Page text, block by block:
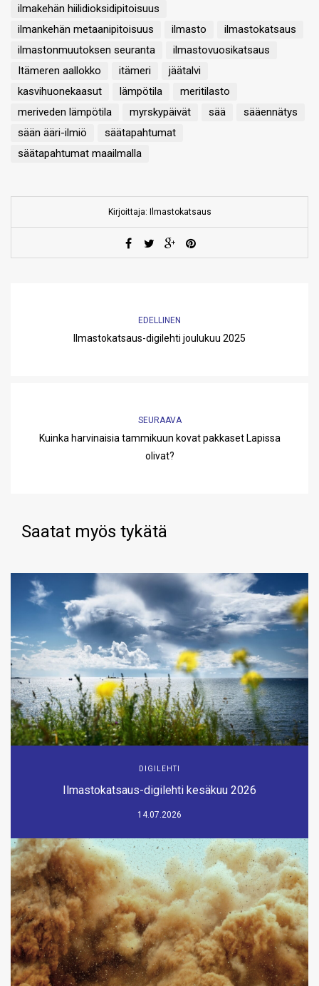
ilmakehän hiilidioksidipitoisuus
ilmankehän metaanipitoisuus
ilmasto
ilmastokatsaus
ilmastonmuutoksen seuranta
ilmastovuosikatsaus
Itämeren aallokko
itämeri
jäätalvi
kasvihuonekaasut
lämpötila
meritilasto
meriveden lämpötila
myrskypäivät sää
sääennätys
sään ääri-ilmiö
säätapahtumat
säätapahtumat maailmalla
Kirjoittaja: Ilmastokatsaus
EDELLINEN
Ilmastokatsaus-digilehti joulukuu 2025
SEURAAVA
Kuinka harvinaisia tammikuun kovat pakkaset Lapissa
olivat?
Saatat myös tykätä
DIGILEHTI
Ilmastokatsaus-digilehti kesäkuu 2026
14.07.2026